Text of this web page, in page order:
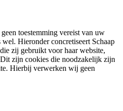
toestemming vereist van uw
Hieronder concretiseert Schaap
zij gebruikt voor haar website,
zijn cookies die noodzakelijk zijn
Hierbij verwerken wij geen